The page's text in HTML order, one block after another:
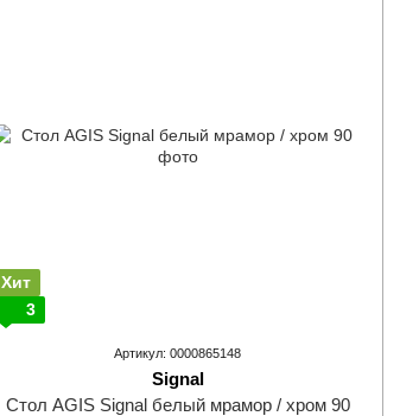
Хит
3
Артикул: 0000865148
Signal
Стол AGIS Signal белый мрамор / хром 90